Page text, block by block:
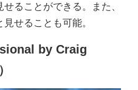
ることができる。また、
せることも可能。
by Craig